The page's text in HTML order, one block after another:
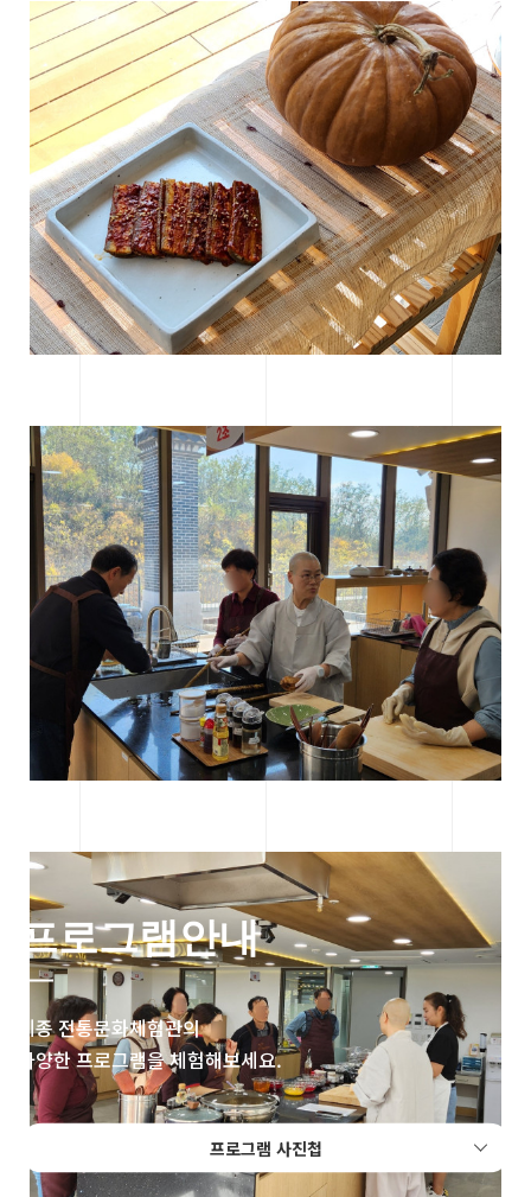
프로그램안내
세종 전통문화체험관의
다양한 프로그램을 체험해보세요.
프로그램 사진첩